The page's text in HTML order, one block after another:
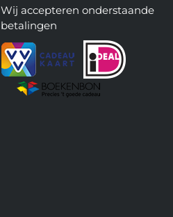
Wij accepteren onderstaande
betalingen